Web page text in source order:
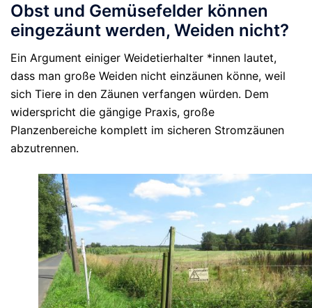
Obst und Gemüsefelder können
eingezäunt werden, Weiden nicht?
Ein Argument einiger Weidetierhalter *innen lautet,
dass man große Weiden nicht einzäunen könne, weil
sich Tiere in den Zäunen verfangen würden. Dem
widerspricht die gängige Praxis, große
Planzenbereiche komplett im sicheren Stromzäunen
abzutrennen.